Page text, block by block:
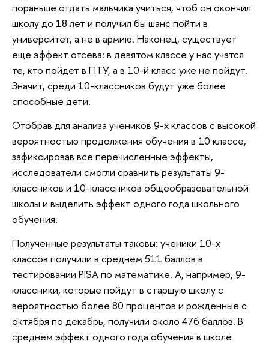
пораньше отдать мальчика учиться, чтоб он окончил
школу до 18 лет и получил бы шанс пойти в
университет, а не в армию. Наконец, существует
еще эффект отсева: в девятом классе у нас учатся
те, кто пойдет в ПТУ, а в 10-й класс уже не пойдут.
Значит, среди 10-классников будут уже более
способные дети.
Отобрав для анализа учеников 9-х классов с высокой
вероятностью продолжения обучения в 10 классе,
зафиксировав все перечисленные эффекты,
исследователи смогли сравнить результаты 9-
классников и 10-классников общеобразовательной
школы и выделить эффект одного года школьного
обучения.
Полученные результаты таковы: ученики 10-х
классов получили в среднем 511 баллов в
тестировании PISA по математике. А, например, 9-
классники, которые пойдут в старшую школу с
вероятностью более 80 процентов и рожденные с
октября по декабрь, получили около 476 баллов. В
среднем эффект одного года обучения в школе